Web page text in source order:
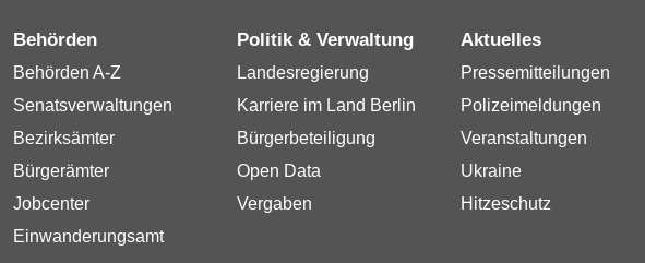
Behörden
Behörden A-Z
Senatsverwaltungen
Bezirksämter
Bürgerämter
Jobcenter
Einwanderungsamt
Politik & Verwaltung
Landesregierung
Karriere im Land Berlin
Bürgerbeteiligung
Open Data
Vergaben
Aktuelles
Pressemitteilungen
Polizeimeldungen
Veranstaltungen
Ukraine
Hitzeschutz